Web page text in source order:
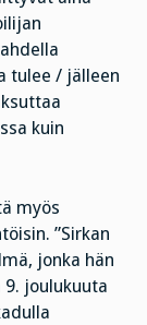
tulee / jälleen
kuin
myös
”Sirkan
jonka hän
joulukuuta